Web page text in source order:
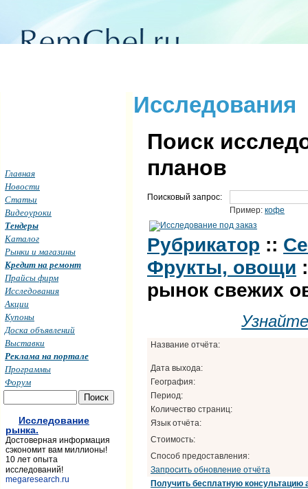
Исследования
Поиск
планов
Поисковый запрос:
Пример: кофе
Рубрикатор ::
Фрукты, овощи
рынок свежих
Название отчёта:
Дата выхода:
География:
Период:
Количество страниц:
Язык отчёта:
Стоимость:
Способ предоставления:
Запросить обновление отчёта
Получить бесплатную консультацию
Главная
Новости
Статьи
Видеоуроки
Тендеры
Каталог
Рынки и магазины
Кредит на ремонт
Прайсы фирм
Исследования
Акции
Купоны
Доска объявлений
Выставки
Реклама на портале
Программы
Форум
Исследование
рынка.
Достоверная информация
сэкономит вам миллионы!
10 лет опыта
исследований!
megaresearch.ru